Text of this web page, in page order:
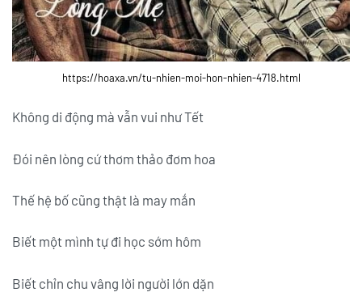
https://hoaxa.vn/tu-nhien-moi-hon-nhien-4718.html
Không di động mà vẫn vui như Tết
Đói nên lòng cứ thơm thảo đơm hoa
Thế hệ bố cũng thật là may mắn
Biết một mình tự đi học sớm hôm
Biết chỉn chu vâng lời người lớn dặn